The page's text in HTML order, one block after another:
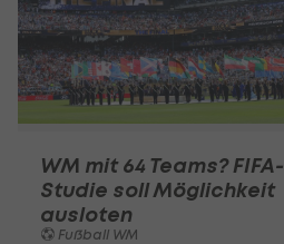
WM mit 64 Teams? FIFA-
Studie soll Möglichkeit
ausloten
Fußball WM